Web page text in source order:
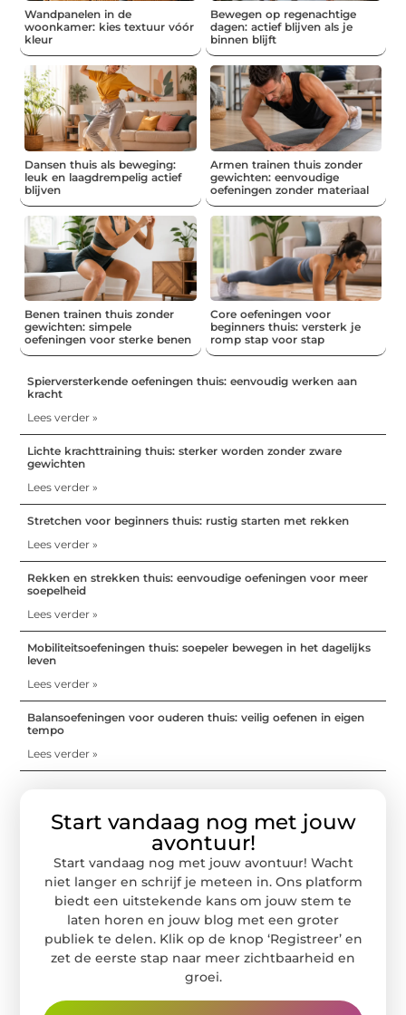
Wandpanelen in de
woonkamer: kies textuur vóór
kleur
Bewegen op regenachtige
dagen: actief blijven als je
binnen blijft
Dansen thuis als beweging:
leuk en laagdrempelig actief
blijven
Armen trainen thuis zonder
gewichten: eenvoudige
oefeningen zonder materiaal
Benen trainen thuis zonder
gewichten: simpele
oefeningen voor sterke benen
Core oefeningen voor
beginners thuis: versterk je
romp stap voor stap
Spierversterkende oefeningen thuis: eenvoudig werken aan
kracht
Lees verder »
Lichte krachttraining thuis: sterker worden zonder zware
gewichten
Lees verder »
Stretchen voor beginners thuis: rustig starten met rekken
Lees verder »
Rekken en strekken thuis: eenvoudige oefeningen voor meer
soepelheid
Lees verder »
Mobiliteitsoefeningen thuis: soepeler bewegen in het dagelijks
leven
Lees verder »
Balansoefeningen voor ouderen thuis: veilig oefenen in eigen
tempo
Lees verder »
Start vandaag nog met jouw
avontuur!
Start vandaag nog met jouw avontuur! Wacht
niet langer en schrijf je meteen in. Ons platform
biedt een uitstekende kans om jouw stem te
laten horen en jouw blog met een groter
publiek te delen. Klik op de knop ‘Registreer’ en
zet de eerste stap naar meer zichtbaarheid en
groei.